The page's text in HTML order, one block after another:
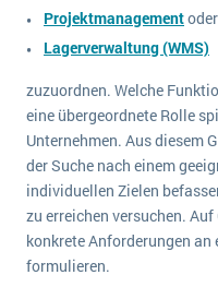
Projektmanagementoder
Lagerverwaltung (WMS)
zuzuordnen. Welche
eine übergeordnete Rolle
Unternehmen. Aus diesem
der Suche nach einem
individuellen Zielen
zu erreichen versuchen.
konkrete Anforderungen an
formulieren.